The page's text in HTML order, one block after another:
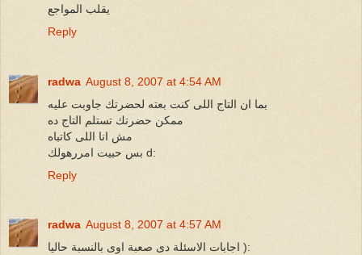
يقلب المواجع
Reply
radwa August 8, 2007 at 4:54 AM
بما ان التاج اللى كنت بعته لحضرتك جاوبت عليه
ممكن حضرتك تستلم التاج ده
مش انا اللى كاتباه
بس حبيت امررهولك d:
Reply
radwa August 8, 2007 at 4:57 AM
اجابات الاسئلة دى صعبة اوى بالنسبة حاليا ):